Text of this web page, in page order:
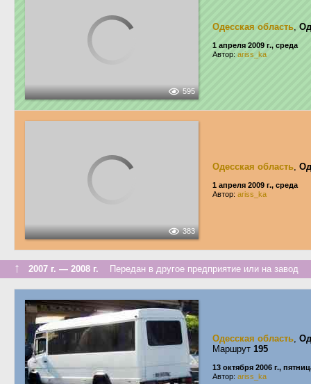
595
Одесская область,
1 апреля 2009 г., среда
Автор: ariss_ka
383
Одесская область,
1 апреля 2009 г., среда
Автор: ariss_ka
↑ 2007 г. — 2008 г. Передан в другое предприятие или на завод
Одесская область,
Маршрут 195
13 октября 2006 г.,
Автор: ariss_ka